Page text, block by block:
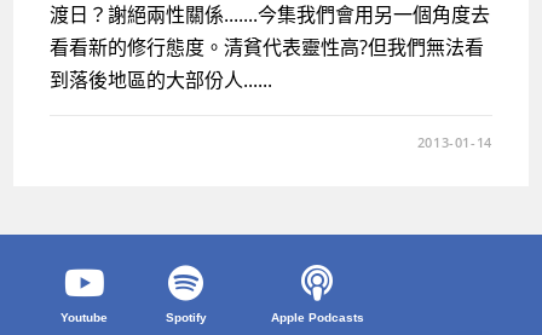
渡日？謝絕兩性關係.......今集我們會用另一個角度去
看看新的修行態度。清貧代表靈性高?但我們無法看
到落後地區的大部份人......
2013-01-14
Youtube Spotify Apple Podcasts